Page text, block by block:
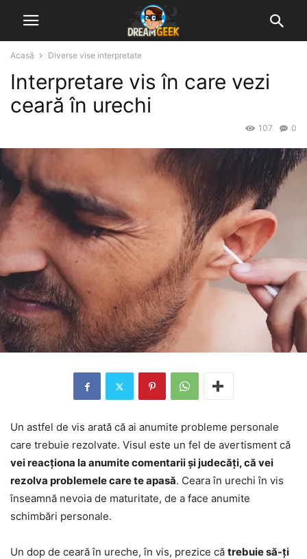
Acasă Diverse vise interpretate
Interpretare vis în care vezi
ceară în urechi
0
107
Un astfel de vis arată că ai anumite probleme personale
care trebuie rezolvate. Visul este un fel de avertisment că
vei reacționa la anumite comentarii și judecăți, că vei
rezolva problemele care te apasă. Ceara în urechi în vis
înseamnă nevoia de maturitate, de a face anumite
schimbări personale.
Un dop de ceară în ureche, în vis, prezice că trebuie să-ți